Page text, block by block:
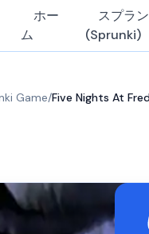
ホー
ム
スプラ
(Sprunki)
Game/Five Nights At